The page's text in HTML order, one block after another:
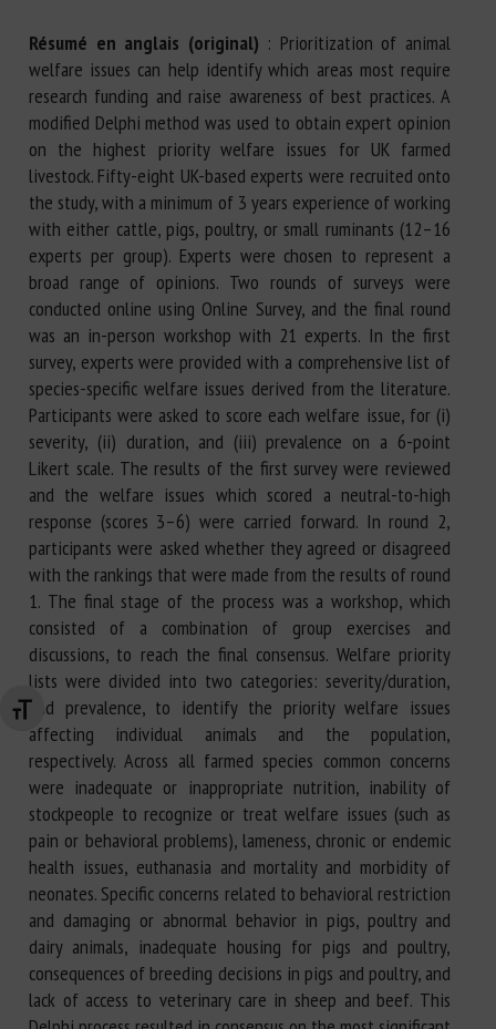
Changer la taille de la police
Résumé en anglais (original) : Prioritization of animal
welfare issues can help identify which areas most require
research funding and raise awareness of best practices. A
modified Delphi method was used to obtain expert opinion
on the highest priority welfare issues for UK farmed
livestock. Fifty-eight UK-based experts were recruited onto
the study, with a minimum of 3 years experience of working
with either cattle, pigs, poultry, or small ruminants (12–16
experts per group). Experts were chosen to represent a
broad range of opinions. Two rounds of surveys were
conducted online using Online Survey, and the final round
was an in-person workshop with 21 experts. In the first
survey, experts were provided with a comprehensive list of
species-specific welfare issues derived from the literature.
Participants were asked to score each welfare issue, for (i)
severity, (ii) duration, and (iii) prevalence on a 6-point
Likert scale. The results of the first survey were reviewed
and the welfare issues which scored a neutral-to-high
response (scores 3–6) were carried forward. In round 2,
participants were asked whether they agreed or disagreed
with the rankings that were made from the results of round
1. The final stage of the process was a workshop, which
consisted of a combination of group exercises and
discussions, to reach the final consensus. Welfare priority
lists were divided into two categories: severity/duration,
and prevalence, to identify the priority welfare issues
affecting individual animals and the population,
respectively. Across all farmed species common concerns
were inadequate or inappropriate nutrition, inability of
stockpeople to recognize or treat welfare issues (such as
pain or behavioral problems), lameness, chronic or endemic
health issues, euthanasia and mortality and morbidity of
neonates. Specific concerns related to behavioral restriction
and damaging or abnormal behavior in pigs, poultry and
dairy animals, inadequate housing for pigs and poultry,
consequences of breeding decisions in pigs and poultry, and
lack of access to veterinary care in sheep and beef. This